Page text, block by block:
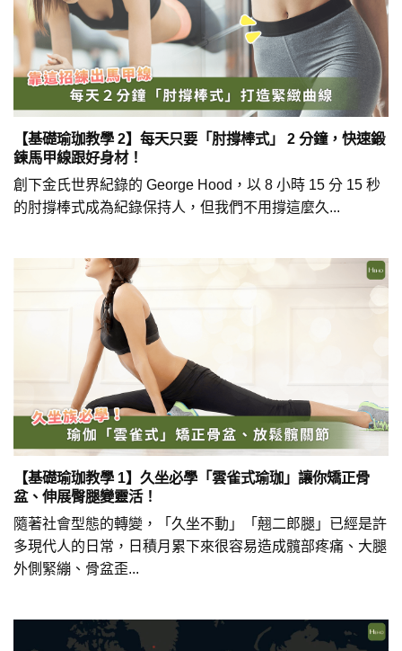
【基礎瑜珈教學 2】每天只要「肘撐棒式」 2 分鐘，快速鍛
鍊馬甲線跟好身材！
創下金氏世界紀錄的 George Hood，以 8 小時 15 分 15 秒
的肘撐棒式成為紀錄保持人，但我們不用撐這麼久...
【基礎瑜珈教學 1】久坐必學「雲雀式瑜珈」讓你矯正骨
盆、伸展臀腿變靈活！
隨著社會型態的轉變，「久坐不動」「翹二郎腿」已經是許
多現代人的日常，日積月累下來很容易造成髖部疼痛、大腿
外側緊繃、骨盆歪...